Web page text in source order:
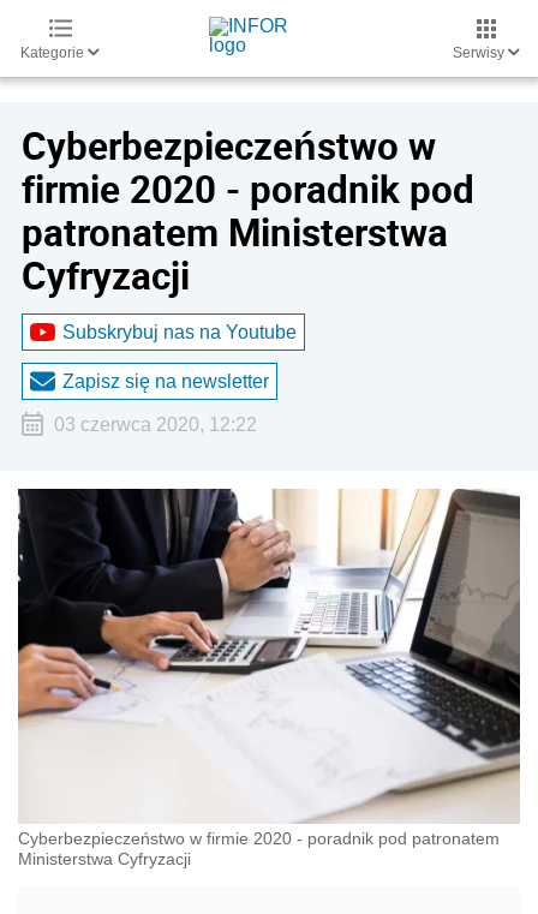
Kategorie Serwisy
Cyberbezpieczeństwo w
firmie 2020 - poradnik pod
patronatem Ministerstwa
Cyfryzacji
Subskrybuj nas na Youtube
Zapisz się na newsletter
03 czerwca 2020, 12:22
Cyberbezpieczeństwo w firmie 2020 - poradnik pod patronatem
Ministerstwa Cyfryzacji